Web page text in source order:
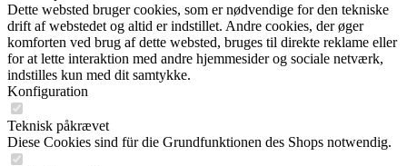
Dette websted bruger cookies, som er nødvendige for den tekniske
drift af webstedet og altid er indstillet. Andre cookies, der øger
komforten ved brug af dette websted, bruges til direkte reklame eller
for at lette interaktion med andre hjemmesider og sociale netværk,
indstilles kun med dit samtykke.
Konfiguration
Teknisk påkrævet
Diese Cookies sind für die Grundfunktionen des Shops notwendig.